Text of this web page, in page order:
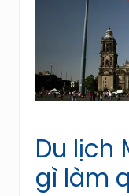
Du lịch
gì làm